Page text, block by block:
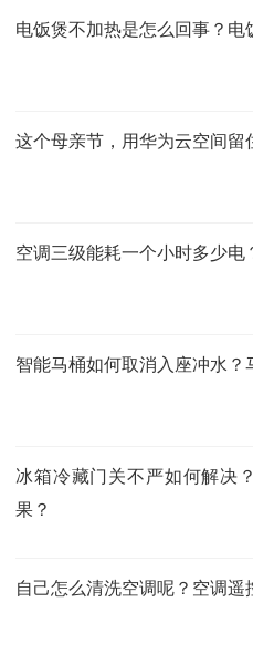
电饭煲不加热是怎么回事？电
这个母亲节，用华为云空间留
空调三级能耗一个小时多少电
智能马桶如何取消入座冲水？
冰箱冷藏门关不严如何解决
果？
自己怎么清洗空调呢？空调遥